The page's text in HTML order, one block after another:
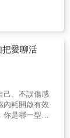
茉莉勇敢向
況、不再當
茉莉」、開始
結束後的心
產生更多
能給的愛。
部充滿力量
姻和自我實
．羅登．溫特
一個女人成為
推薦開放婚姻
歡愉，作者
人約會。🚫
是，不要墜
開始使用交友
媽，也不是
。但在相遇
了一條又一
的汪洋浮
為一段婚姻帶
途上，茉莉反
你來說到底
「水桶」破
看懂僵局背
步步化解死
你們是否曾
翻地覆，甚
突，都是一
思緒多麼清
「死局對
接的球，對方
己不夠好，或
只是發力點
你們是願意
把愛聊活
己、不誤傷感
內耗開啟有效
你是哪一型溝
。本書將帶